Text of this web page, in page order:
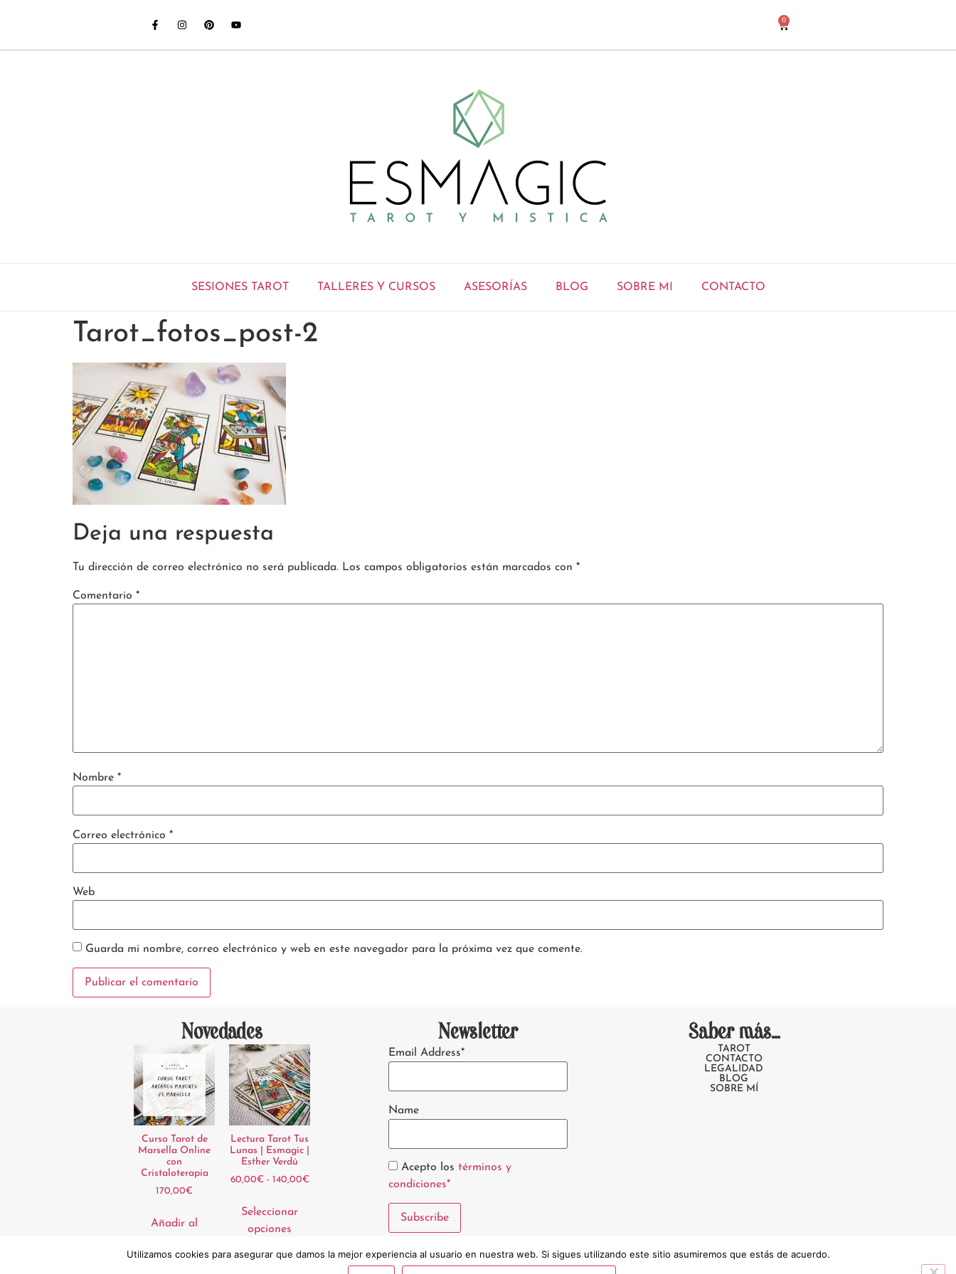
0
SESIONES TAROT TALLERES Y CURSOS ASESORÍAS BLOG SOBRE MI CONTACTO
Tarot_fotos_post-2
Deja una respuesta
Tu dirección de correo electrónico no será publicada. Los campos obligatorios están marcados con *
Comentario *
Nombre *
Correo electrónico *
Web
Guarda mi nombre, correo electrónico y web en este navegador para la próxima vez que comente.
Novedades
Curso Tarot de
Marsella Online
con
Cristaloterapia
170,00€
Añadir al
Lectura Tarot Tus
Lunas | Esmagic |
Esther Verdú
60,00€ - 140,00€
Seleccionar
opciones
Newsletter
Email Address*
Name
Acepto lostérminos y
condiciones*
Saber más...
TAROT
CONTACTO
LEGALIDAD
BLOG
SOBRE MÍ
Utilizamos cookies para asegurar que damos la mejor experiencia al usuario en nuestra web. Si sigues utilizando este sitio asumiremos que estás de acuerdo.